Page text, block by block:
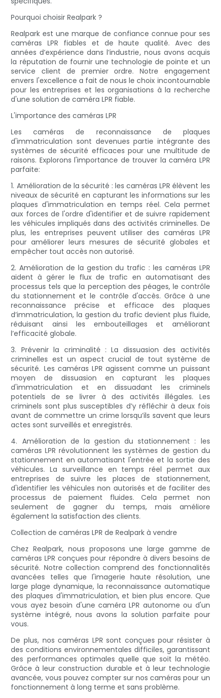
Pourquoi choisir Realpark ?
Realpark est une marque de confiance connue pour ses
caméras LPR fiables et de haute qualité. Avec des
années d’expérience dans l’industrie, nous avons acquis
la réputation de fournir une technologie de pointe et un
service client de premier ordre. Notre engagement
envers l'excellence a fait de nous le choix incontournable
pour les entreprises et les organisations à la recherche
d'une solution de caméra LPR fiable.
L'importance des caméras LPR
Les caméras de reconnaissance de plaques
d'immatriculation sont devenues partie intégrante des
systèmes de sécurité efficaces pour une multitude de
raisons. Explorons l'importance de trouver la caméra LPR
parfaite:
1. Amélioration de la sécurité : les caméras LPR élèvent les
niveaux de sécurité en capturant les informations sur les
plaques d'immatriculation en temps réel. Cela permet
aux forces de l'ordre d'identifier et de suivre rapidement
les véhicules impliqués dans des activités criminelles. De
plus, les entreprises peuvent utiliser des caméras LPR
pour améliorer leurs mesures de sécurité globales et
empêcher tout accès non autorisé.
2. Amélioration de la gestion du trafic : les caméras LPR
aident à gérer le flux de trafic en automatisant des
processus tels que la perception des péages, le contrôle
du stationnement et le contrôle d'accès. Grâce à une
reconnaissance précise et efficace des plaques
d’immatriculation, la gestion du trafic devient plus fluide,
réduisant ainsi les embouteillages et améliorant
l’efficacité globale.
3. Prévenir la criminalité : La dissuasion des activités
criminelles est un aspect crucial de tout système de
sécurité. Les caméras LPR agissent comme un puissant
moyen de dissuasion en capturant les plaques
d'immatriculation et en dissuadant les criminels
potentiels de se livrer à des activités illégales. Les
criminels sont plus susceptibles d’y réfléchir à deux fois
avant de commettre un crime lorsqu’ils savent que leurs
actes sont surveillés et enregistrés.
4. Amélioration de la gestion du stationnement : les
caméras LPR révolutionnent les systèmes de gestion du
stationnement en automatisant l'entrée et la sortie des
véhicules. La surveillance en temps réel permet aux
entreprises de suivre les places de stationnement,
d'identifier les véhicules non autorisés et de faciliter des
processus de paiement fluides. Cela permet non
seulement de gagner du temps, mais améliore
également la satisfaction des clients.
Collection de caméras LPR de Realpark à vendre
Chez Realpark, nous proposons une large gamme de
caméras LPR conçues pour répondre à divers besoins de
sécurité. Notre collection comprend des fonctionnalités
avancées telles que l'imagerie haute résolution, une
large plage dynamique, la reconnaissance automatique
des plaques d'immatriculation, et bien plus encore. Que
vous ayez besoin d'une caméra LPR autonome ou d'un
système intégré, nous avons la solution parfaite pour
vous.
De plus, nos caméras LPR sont conçues pour résister à
des conditions environnementales difficiles, garantissant
des performances optimales quelle que soit la météo.
Grâce à leur construction durable et à leur technologie
avancée, vous pouvez compter sur nos caméras pour un
fonctionnement à long terme et sans problème.